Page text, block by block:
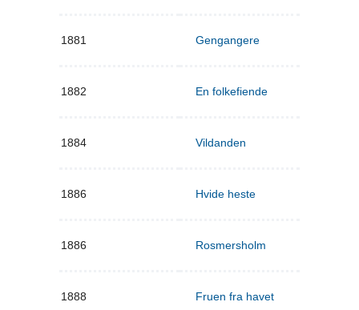
1881 Gengangere
1882 En folkefiende
1884 Vildanden
1886 Hvide heste
1886 Rosmersholm
1888 Fruen fra havet